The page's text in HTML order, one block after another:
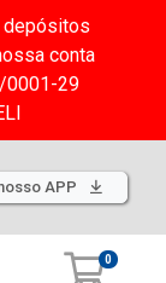
depósitos
conta
0001-29
APP
0